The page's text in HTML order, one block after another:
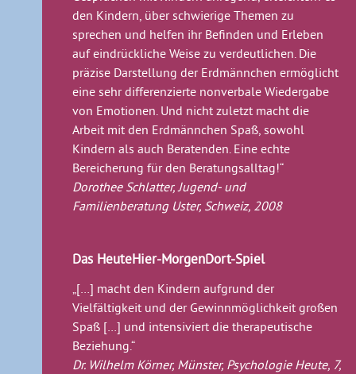
den Kindern, über schwierige Themen zu
sprechen und helfen ihr Befinden und Erleben
auf eindrückliche Weise zu verdeutlichen. Die
präzise Darstellung der Erdmännchen ermöglicht
eine sehr differenzierte nonverbale Wiedergabe
von Emotionen. Und nicht zuletzt macht die
Arbeit mit den Erdmännchen Spaß, sowohl
Kindern als auch Beratenden. Eine echte
Bereicherung für den Beratungsalltag!“
Dorothee Schlatter, Jugend- und
Familienberatung Uster, Schweiz, 2008
Das HeuteHier-MorgenDort-Spiel
„[…] macht den Kindern aufgrund der
Vielfältigkeit und der Gewinnmöglichkeit großen
Spaß […] und intensiviert die therapeutische
Beziehung.“
Dr. Wilhelm Körner, Münster, Psychologie Heute, 7,